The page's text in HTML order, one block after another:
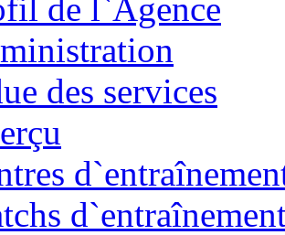
de l`Agence
des services